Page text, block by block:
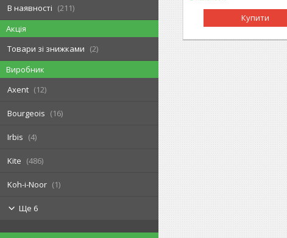
В наявності
211
Акція
Товари зі знижками
2
Виробник
Axent
12
Bourgeois 16
Irbis 4
Kite 486
Koh-i-Noor 1
Ще 6
Купити